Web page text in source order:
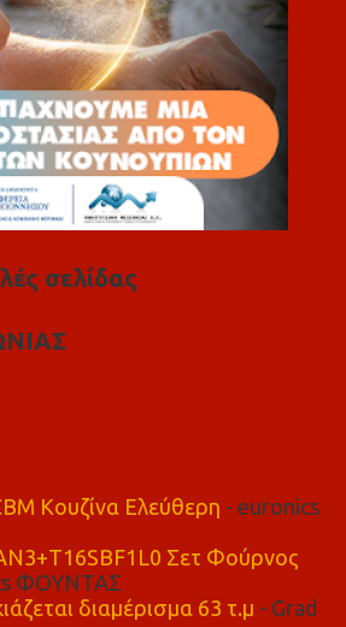
σελίδας
Κουζίνα Ελεύθερη - euronics
Σετ Φούρνος
ΦΟΥΝΤΑΣ
διαμέρισμα 63 τ.μ - Grad